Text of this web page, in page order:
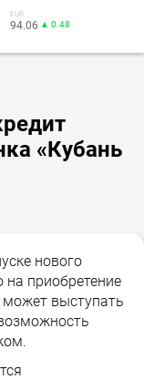
EUR
94.06 ▲ 0.48
«Кубань
нового
на приобретение
может выступать